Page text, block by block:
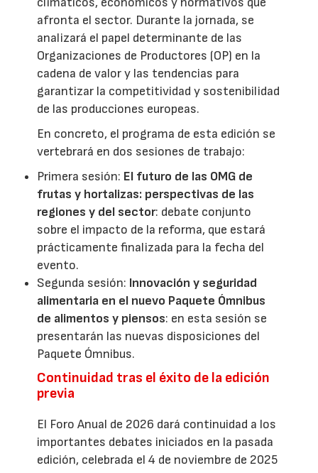
afronta el sector. Durante la jornada, se
analizará el papel determinante de las
Organizaciones de Productores (OP) en la
cadena de valor y las tendencias para
garantizar la competitividad y sostenibilidad
de las producciones europeas.
En concreto, el programa de esta edición se
vertebrará en dos sesiones de trabajo:
Primera sesión: El futuro de las OMG de
frutas y hortalizas: perspectivas de las
regiones y del sector: debate conjunto
sobre el impacto de la reforma, que estará
prácticamente finalizada para la fecha del
evento.
Segunda sesión: Innovación y seguridad
alimentaria en el nuevo Paquete Ómnibus
de alimentos y piensos: en esta sesión se
presentarán las nuevas disposiciones del
Paquete Ómnibus.
Continuidad tras el éxito de la edición
previa
El Foro Anual de 2026 dará continuidad a los
importantes debates iniciados en la pasada
edición, celebrada el 4 de noviembre de 2025